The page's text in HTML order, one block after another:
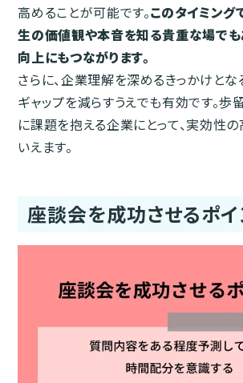
高めることが可能です。このタイミング
生の価値観や本音を知る貴重な場でも
向上にもつながります。
さらに、企業理解を深めるきっかけとな
ギャップを減らすうえでも有効です。歩
に課題を抱える企業にとって、実効性
いえます。
座談会を成功させるポイ